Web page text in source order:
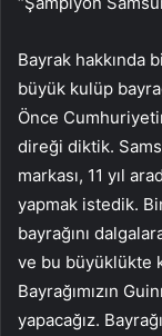
Bayrak hakkında
büyük kulüp
Önce
direği diktik.
markası, 11 yıl
yapmak istedik.
bayrağını
ve bu büyüklükte
Bayrağımızın
yapacağız.